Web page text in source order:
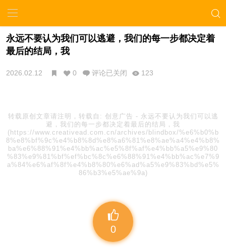
永远不要认为我们可以逃避，我们的每一步都决定着
最后的结局，我
2026.02.12 0 评论已关闭 123
转载原创文章请注明，转载自: 创意广告 - 永远不要认为我们可以逃
避，我们的每一步都决定着最后的结局，我
(https://www.creativead.com.cn/archives/blindbox/%e6%b0%b
8%e8%bf%9c%e4%b8%8d%e8%a6%81%e8%ae%a4%e4%b8%
ba%e6%88%91%e4%bb%ac%e5%8f%af%e4%bb%a5%e9%80
%83%e9%81%bf%ef%bc%8c%e6%88%91%e4%bb%ac%e7%9
a%84%e6%af%8f%e4%b8%80%e6%ad%a5%e9%83%bd%e5%
86%b3%e5%ae%9a)
0